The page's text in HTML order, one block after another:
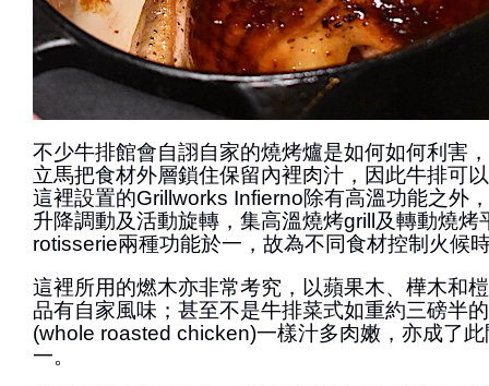
不少牛排館會自詡自家的燒烤爐是如何如何利害
立馬把食材外層鎖住保留內裡肉汁，因此牛排可
這裡設置的Grillworks Infierno除有高溫功能之外
升降調動及活動旋轉，集高溫燒烤grill及轉動燒烤
rotisserie兩種功能於一，故為不同食材控制火候
這裡所用的燃木亦非常考究，以蘋果木、樺木和
品有自家風味；甚至不是牛排菜式如重約三磅半
(whole roasted chicken)一樣汁多肉嫩，亦成了
一。